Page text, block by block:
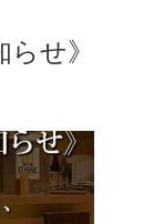
せ》